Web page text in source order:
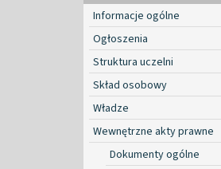
Informacje ogólne
Ogłoszenia
Struktura uczelni
Skład osobowy
Władze
Wewnętrzne akty prawne
Dokumenty ogólne